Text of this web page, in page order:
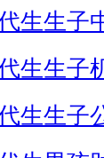
生生子
生生子
生生子